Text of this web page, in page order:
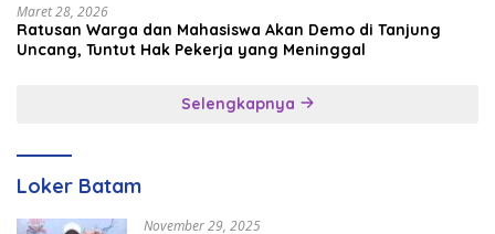
Maret 28, 2026
Ratusan Warga dan Mahasiswa Akan Demo di Tanjung
Uncang, Tuntut Hak Pekerja yang Meninggal
Selengkapnya
Loker Batam
November 29, 2025